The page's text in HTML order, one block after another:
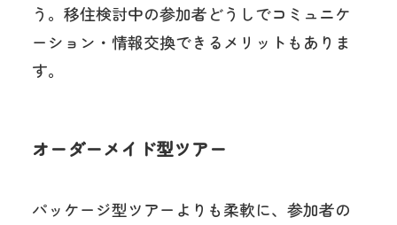
う。 移住検討中の参加者どうしでコミュニケ
ーション・情報交換できるメリットもありま
す。
オーダーメイド型ツアー
パッケージ型ツアーよりも柔軟に、参加者の